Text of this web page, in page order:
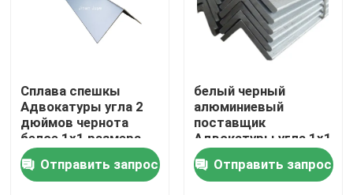
Наша фабрика
контроль качества
Сплава спешкы
Адвокатуры угла 2
дюймов чернота
белое 1x1 размера
алюминиевого
квадратного
большая
Отправить запрос
белый черный
алюминиевый
поставщик
Адвокатуры угла 1x1
6063 6061 прессовал
фабрики OEM
Отправить запрос